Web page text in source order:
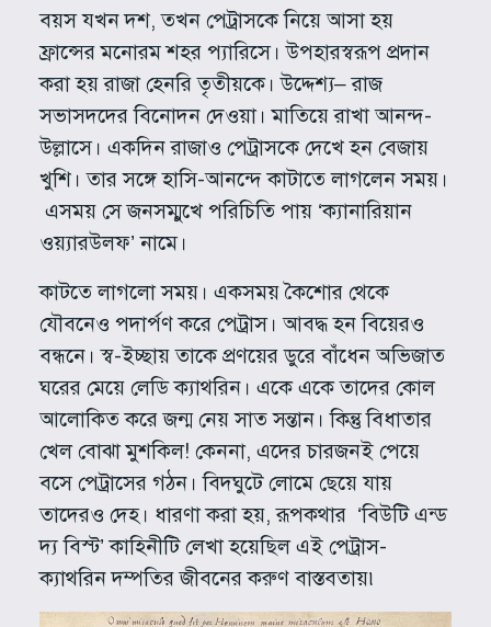
বয়স যখন দশ, তখন পেট্রাসকে নিয়ে আসা হয়
ফ্রান্সের মনোরম শহর প্যারিসে। উপহারস্বরূপ প্রদান
করা হয় রাজা হেনরি তৃতীয়কে। উদ্দেশ্য– রাজ
সভাসদদের বিনোদন দেওয়া। মাতিয়ে রাখা আনন্দ-
উল্লাসে। একদিন রাজাও পেট্রাসকে দেখে হন বেজায়
খুশি। তার সঙ্গে হাসি-আনন্দে কাটাতে লাগলেন সময়।
এসময় সে জনসম্মুখে পরিচিতি পায় ‘ক্যানারিয়ান
ওয়্যারউলফ’ নামে।
কাটতে লাগলো সময়। একসময় কৈশোর থেকে
যৌবনেও পদার্পণ করে পেট্রাস। আবদ্ধ হন বিয়েরও
বন্ধনে। স্ব-ইচ্ছায় তাকে প্রণয়ের ডুরে বাঁধেন অভিজাত
ঘরের মেয়ে লেডি ক্যাথরিন। একে একে তাদের কোল
আলোকিত করে জন্ম নেয় সাত সন্তান। কিন্তু বিধাতার
খেল বোঝা মুশকিল! কেননা, এদের চারজনই পেয়ে
বসে পেট্রাসের গঠন। বিদঘুটে লোমে ছেয়ে যায়
তাদেরও দেহ। ধারণা করা হয়, রূপকথার ‘বিউটি এন্ড
দ্য বিস্ট’ কাহিনীটি লেখা হয়েছিল এই পেট্রাস-
ক্যাথরিন দম্পতির জীবনের করুণ বাস্তবতায়৷